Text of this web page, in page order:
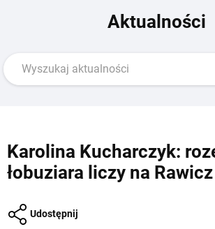
Aktualności
Karolina Kucharczyk:
łobuziara liczy na Rawicz
Udostępnij